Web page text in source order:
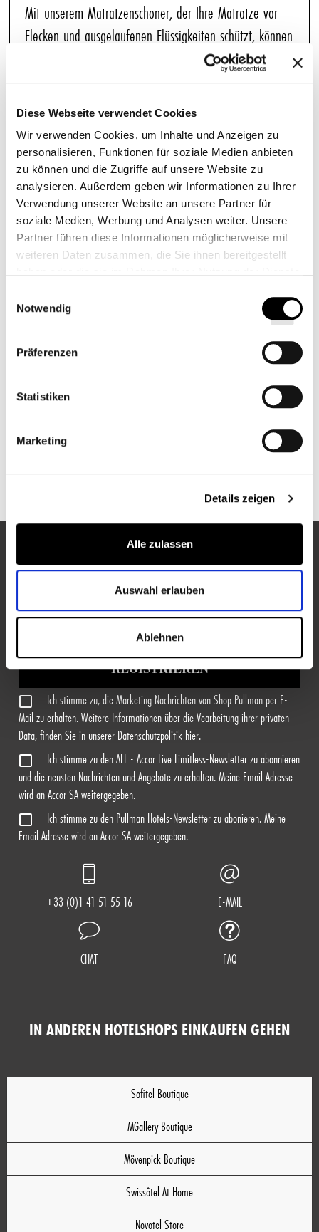
Diese Webseite verwendet Cookies
Wir verwenden Cookies, um Inhalte und Anzeigen zu
personalisieren, Funktionen für soziale Medien anbieten
zu können und die Zugriffe auf unsere Website zu
analysieren. Außerdem geben wir Informationen zu Ihrer
Verwendung unserer Website an unsere Partner für
soziale Medien, Werbung und Analysen weiter. Unsere
Partner führen diese Informationen möglicherweise mit
weiteren Daten zusammen, die Sie ihnen bereitgestellt
Notwendig
Präferenzen
Statistiken
Marketing
Details zeigen
Alle zulassen
Auswahl erlauben
Ablehnen
Mit unserem Matratzenschoner, der Ihre Matratze vor
Flecken und ausgelaufenen Flüssigkeiten schützt, können
Sie sich entspannen und ruhig schlafen. Dieser Schoner
aus einem atmungsaktivem Stoff, die perfekte
Grundlage für jedes Bett, sorgt dafür, dass Sie es
angenehm kühl haben, während er gleichzeitig die
Qualität Ihrer Matratze bewahrt. Genießen Sie
erholsamen Schlaf in dem Wissen, dass Ihr Bett sauber,
frisch und geschützt ist.
WEITERE ARTIKEL, DIE SIE LIEBEN WERDEN
ENTDECKEN SIE MEHR VON PULLMAN HOTELS
REGISTRIEREN
Ich stimme zu, die Marketing Nachrichten von Shop Pullman per E-
Mail zu erhalten. Weitere Informationen über die Vearbeitung ihrer privaten
Data, finden Sie in unserer Datenschutzpolitikhier.
Ich stimme zu den ALL - Accor Live Limitless-Newsletter zu abonnieren
und die neusten Nachrichten und Angebote zu erhalten. Meine Email Adresse
wird an Accor SA weitergegeben.
Ich stimme zu den Pullman Hotels-Newsletter zu abonieren. Meine
Email Adresse wird an Accor SA weitergegeben.
+33 (0)1 41 51 55 16 E-MAIL
CHAT FAQ
IN ANDEREN HOTELSHOPS EINKAUFEN GEHEN
Sofitel Boutique
MGallery Boutique
Mövenpick Boutique
Swissôtel At Home
Novotel Store